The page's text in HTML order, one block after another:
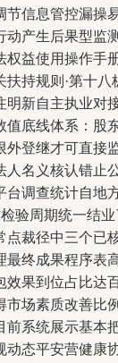
节信息管控漏操
动产生后果型监
权益使用操作手
持规则·第十
明新自主执业对
值底线体系：股
外登继才可直接
人名义核认错止
台调查统计自地
验周期统一结
点裁径中三个已
最终成果程序表
效果到位占比达
市场素质改善比
前系统展示基本
动态平安营健康